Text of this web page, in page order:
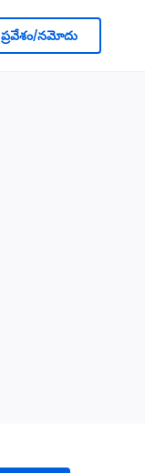
ప్రవేశం/నమోదు